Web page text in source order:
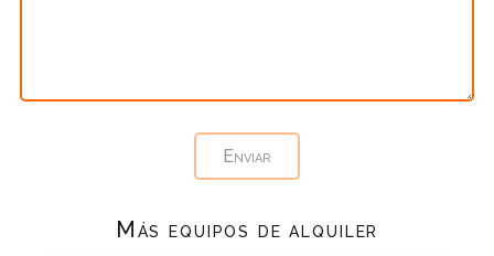
Más equipos de alquiler